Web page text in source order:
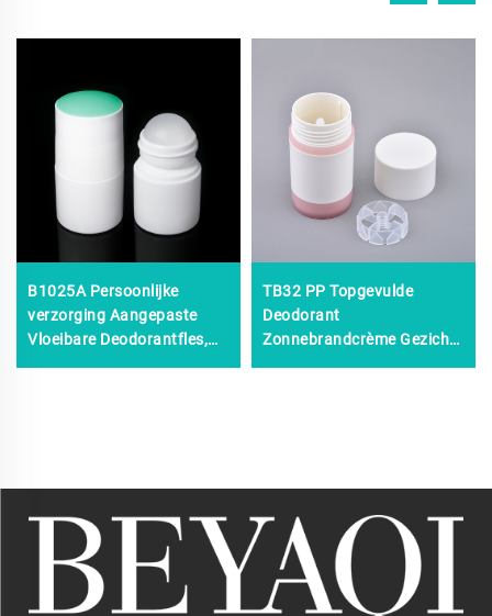
B1025A Persoonlijke
verzorging Aangepaste
Vloeibare Deodorantfles,
50 ml Rollerfles,
TB32 PP Topgevulde
Deodorant
Zonnebrandcrème Gezicht
Oogencrème 50 g Wit roze